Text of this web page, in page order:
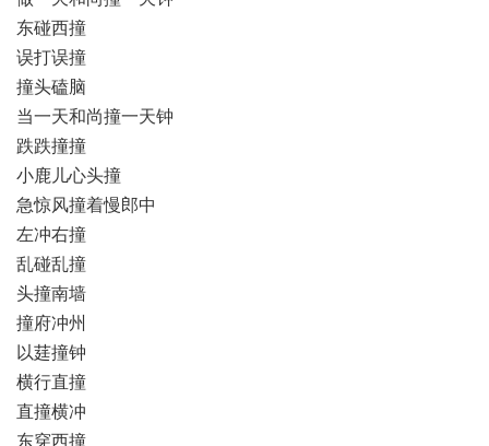
东碰西撞
误打误撞
撞头磕脑
当一天和尚撞一天钟
跌跌撞撞
小鹿儿心头撞
急惊风撞着慢郎中
左冲右撞
乱碰乱撞
头撞南墙
撞府冲州
以莛撞钟
横行直撞
直撞横冲
东穿西撞